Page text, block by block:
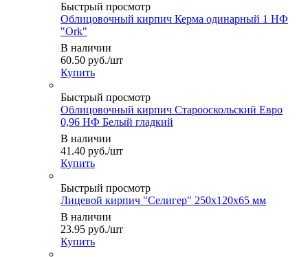
Быстрый просмотр
Облицовочный кирпич Керма одинарный 1 НФ
"Ork"
В наличии
60.50 руб./шт
Купить
Быстрый просмотр
Облицовочный кирпич Старооскольский Евро
0,96 НФ Белый гладкий
В наличии
41.40 руб./шт
Купить
Быстрый просмотр
Лицевой кирпич "Селигер" 250x120x65 мм
В наличии
23.95 руб./шт
Купить